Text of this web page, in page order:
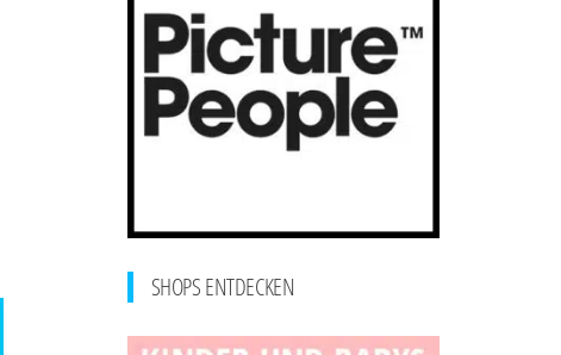
SHOPS ENTDECKEN